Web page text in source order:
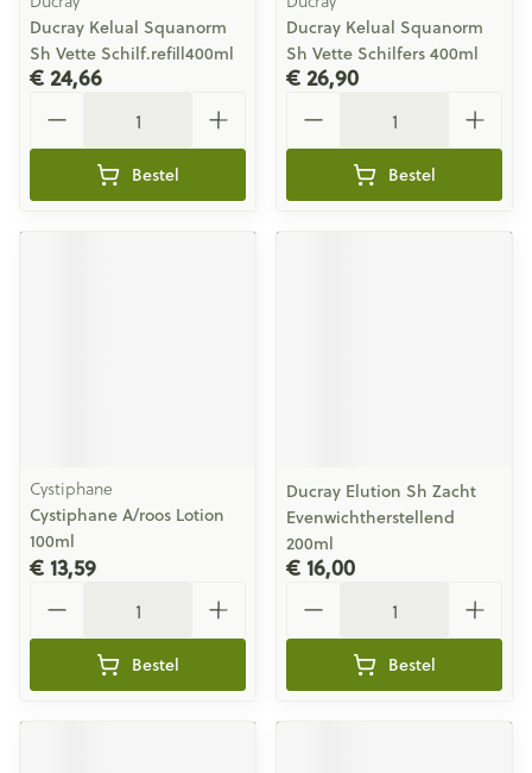
Ducray Kelual Squanorm
Sh Vette Schilf.refill400ml
€ 24,66
Bestel
Ducray Kelual Squanorm
Sh Vette Schilfers 400ml
€ 26,90
Bestel
Cystiphane
Cystiphane A/roos Lotion
100ml
€ 13,59
Bestel
Ducray Elution Sh Zacht
Evenwichtherstellend
200ml
€ 16,00
Bestel